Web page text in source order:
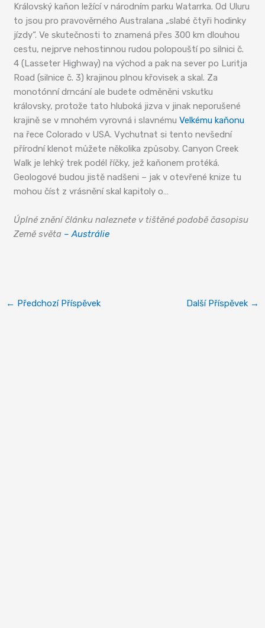
Královský kaňon ležící v národním parku Watarrka. Od Uluru
to jsou pro pravověrného Australana „slabé čtyři hodinky
jízdy“. Ve skutečnosti to znamená přes 300 km dlouhou
cestu, nejprve nehostinnou rudou polopouští po silnici č.
4 (Lasseter Highway) na východ a pak na sever po Luritja
Road (silnice č. 3) krajinou plnou křovisek a skal. Za
monotónní drncání ale budete odměněni vskutku
královsky, protože tato hluboká jizva v jinak neporušené
krajině se v mnohém vyrovná i slavnémuVelkému kaňonu
na řece Colorado v USA. Vychutnat si tento nevšední
přírodní klenot můžete několika způsoby. Canyon Creek
Walk je lehký trek podél říčky, jež kaňonem protéká.
Geologové budou jistě nadšeni – jak v otevřené knize tu
mohou číst z vrásnění skal kapitoly o…
Úplné znění článku naleznete v tištěné podobě časopisu
Země světa – Austrálie
← Předchozí Příspěvek Další Příspěvek →